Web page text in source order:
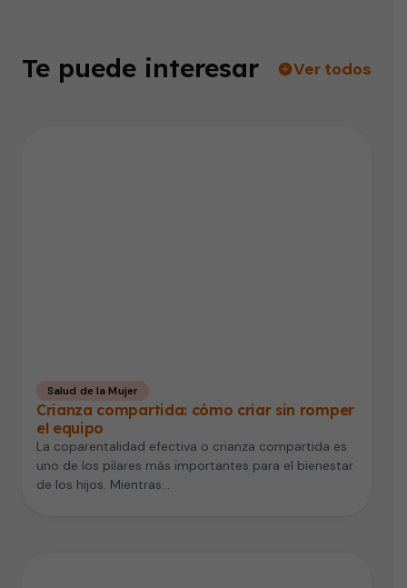
Te puede interesar Ver todos
Salud de la Mujer
Crianza compartida: cómo criar sin romper
el equipo
La coparentalidad efectiva o crianza compartida es
uno de los pilares más importantes para el bienestar
de los hijos. Mientras…